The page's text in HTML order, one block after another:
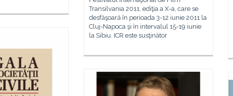
Transilvania 2011, ediţia a X-a, care se
desfăşoară în perioada 3-12 iunie 2011 la
Cluj-Napoca şi în intervalul 15-19 iunie
la Sibiu. ICR este susţinător